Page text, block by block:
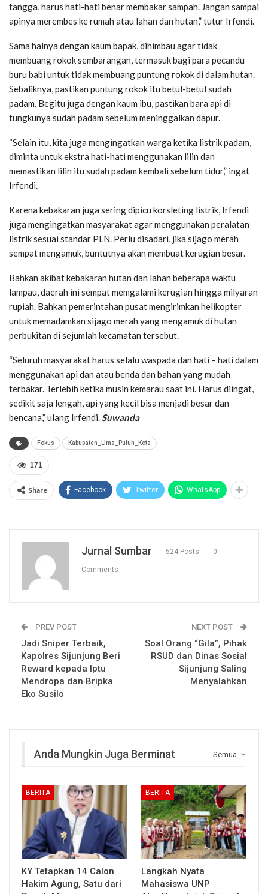
tangga, harus hati-hati benar membakar sampah. Jangan sampai
apinya merembes ke rumah atau lahan dan hutan,” tutur Irfendi.
Sama halnya dengan kaum bapak, dihimbau agar tidak
membuang rokok sembarangan, termasuk bagi para pecandu
buru babi untuk tidak membuang puntung rokok di dalam hutan.
Sebaliknya, pastikan puntung rokok itu betul-betul sudah
padam. Begitu juga dengan kaum ibu, pastikan bara api di
tungkunya sudah padam sebelum meninggalkan dapur.
“Selain itu, kita juga mengingatkan warga ketika listrik padam,
diminta untuk ekstra hati-hati menggunakan lilin dan
memastikan lilin itu sudah padam kembali sebelum tidur,” ingat
Irfendi.
Karena kebakaran juga sering dipicu korsleting listrik, Irfendi
juga mengingatkan masyarakat agar menggunakan peralatan
listrik sesuai standar PLN. Perlu disadari, jika sijago merah
sempat mengamuk, buntutnya akan membuat kerugian besar.
Bahkan akibat kebakaran hutan dan lahan beberapa waktu
lampau, daerah ini sempat memgalami kerugian hingga milyaran
rupiah. Bahkan pemerintahan pusat mengirimkan helikopter
untuk memadamkan sijago merah yang mengamuk di hutan
perbukitan di sejumlah kecamatan tersebut.
“Seluruh masyarakat harus selalu waspada dan hati – hati dalam
menggunakan api dan atau benda dan bahan yang mudah
terbakar. Terlebih ketika musin kemarau saat ini. Harus diingat,
sedikit saja lengah, api yang kecil bisa menjadi besar dan
bencana,” ulang Irfendi.Suwanda
Fokus Kabupaten_Lima_Puluh_Kota
171
Share Facebook Twitter WhatsApp
Jurnal Sumbar 524 Posts 0
Comments
PREV POST
Jadi Sniper Terbaik,
Kapolres Sijunjung Beri
Reward kepada Iptu
Mendropa dan Bripka
Eko Susilo
NEXT POST
Soal Orang “Gila”, Pihak
RSUD dan Dinas Sosial
Sijunjung Saling
Menyalahkan
Semua
Anda Mungkin Juga Berminat
BERITA
KY Tetapkan 14 Calon
Hakim Agung, Satu dari
BERITA
Langkah Nyata
Mahasiswa UNP